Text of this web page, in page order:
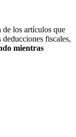
de los artículos que
fiscales,
mientras